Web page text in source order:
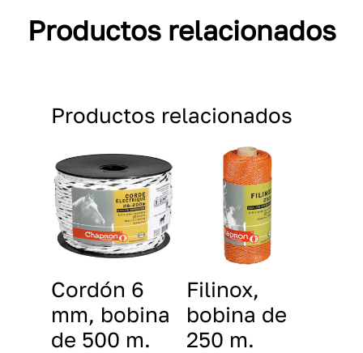
Productos relacionados
Productos relacionados
Cordón 6
mm, bobina
de 500 m.
Filinox,
bobina de
250 m.